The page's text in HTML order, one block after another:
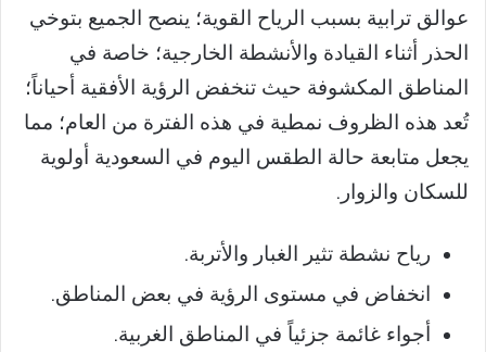
عوالق ترابية بسبب الرياح القوية؛ ينصح الجميع بتوخي
الحذر أثناء القيادة والأنشطة الخارجية؛ خاصة في
المناطق المكشوفة حيث تنخفض الرؤية الأفقية أحياناً؛
تُعد هذه الظروف نمطية في هذه الفترة من العام؛ مما
يجعل متابعة حالة الطقس اليوم في السعودية أولوية
للسكان والزوار.
رياح نشطة تثير الغبار والأتربة.
انخفاض في مستوى الرؤية في بعض المناطق.
أجواء غائمة جزئياً في المناطق الغربية.